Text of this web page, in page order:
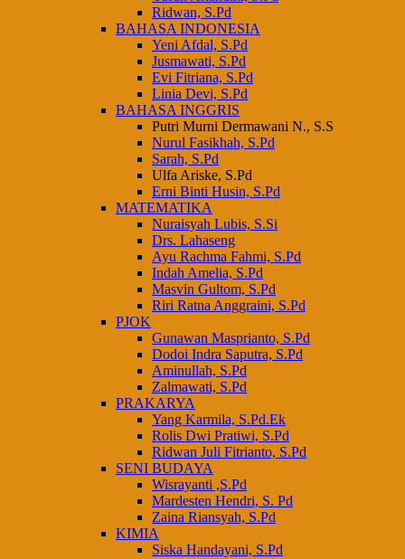
Ridwan, S.Pd
BAHASA INDONESIA
Yeni Afdal, S.Pd
Jusmawati, S.Pd
Evi Fitriana, S.Pd
Linia Devi, S.Pd
BAHASA INGGRIS
Putri Murni Dermawani N., S.S
Nurul Fasikhah, S.Pd
Sarah, S.Pd
Ulfa Ariske, S.Pd
Erni Binti Husin, S.Pd
MATEMATIKA
Nuraisyah Lubis, S.Si
Drs. Lahaseng
Ayu Rachma Fahmi, S.Pd
Indah Amelia, S.Pd
Masvin Gultom, S.Pd
Riri Ratna Anggraini, S.Pd
PJOK
Gunawan Masprianto, S.Pd
Dodoi Indra Saputra, S.Pd
Aminullah, S.Pd
Zalmawati, S.Pd
PRAKARYA
Yang Karmila, S.Pd.Ek
Rolis Dwi Pratiwi, S.Pd
Ridwan Juli Fitrianto, S.Pd
SENI BUDAYA
Wisrayanti ,S.Pd
Mardesten Hendri, S. Pd
Zaina Riansyah, S.Pd
KIMIA
Siska Handayani, S.Pd